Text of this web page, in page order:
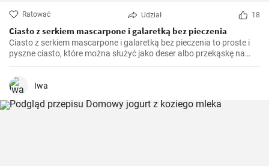
Ratować Udział 18
Ciasto z serkiem mascarpone i galaretką bez pieczenia
Ciasto z serkiem mascarpone i galaretką bez pieczenia to proste i
pyszne ciasto, które można służyć jako deser albo przekąskę na
różne okazje. Krem z serka mascarpone dodaje ciastu kremowej
konsystencji, a galaretka naszpikowana owocami dodaje mu koloru
i słodkości.
Iwa